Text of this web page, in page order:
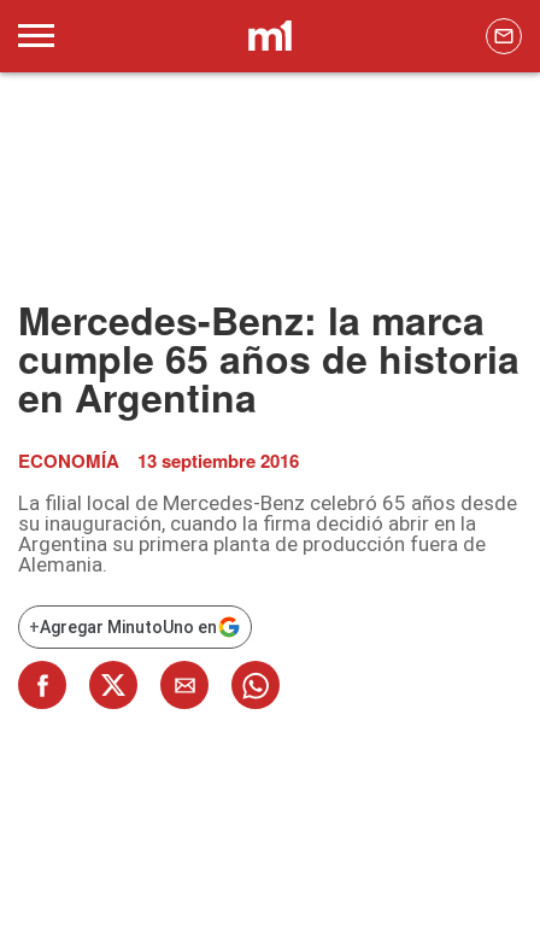
Mercedes-Benz: la marca
cumple 65 años de historia
en Argentina
ECONOMÍA 13 septiembre 2016
La filial local de Mercedes-Benz celebró 65 años desde
su inauguración, cuando la firma decidió abrir en la
Argentina su primera planta de producción fuera de
Alemania.
+Agregar MinutoUno en